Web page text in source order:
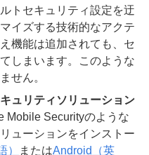
トセキュリティ設定を迂
イズする技術的なアクテ
機能は追加されても、セ
しまいます。このような
せん。
ュリティソリューション
Mobile Securityのような
ューションをインストー
） またはAndroid（英